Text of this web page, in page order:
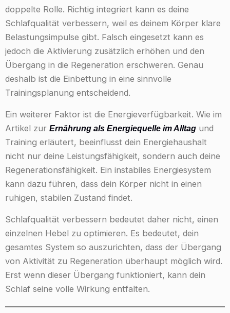
doppelte Rolle. Richtig integriert kann es deine
Schlafqualität verbessern, weil es deinem Körper klare
Belastungsimpulse gibt. Falsch eingesetzt kann es
jedoch die Aktivierung zusätzlich erhöhen und den
Übergang in die Regeneration erschweren. Genau
deshalb ist die Einbettung in eine sinnvolle
Trainingsplanung entscheidend.
Ein weiterer Faktor ist die Energieverfügbarkeit. Wie im
Artikel zur Ernährung als Energiequelle im Alltag und
Training erläutert, beeinflusst dein Energiehaushalt
nicht nur deine Leistungsfähigkeit, sondern auch deine
Regenerationsfähigkeit. Ein instabiles Energiesystem
kann dazu führen, dass dein Körper nicht in einen
ruhigen, stabilen Zustand findet.
Schlafqualität verbessern bedeutet daher nicht, einen
einzelnen Hebel zu optimieren. Es bedeutet, dein
gesamtes System so auszurichten, dass der Übergang
von Aktivität zu Regeneration überhaupt möglich wird.
Erst wenn dieser Übergang funktioniert, kann dein
Schlaf seine volle Wirkung entfalten.